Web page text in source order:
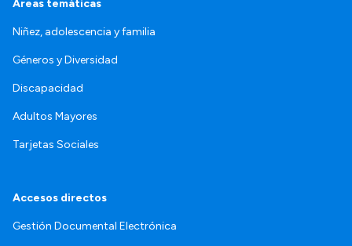
Áreas temáticas
Niñez, adolescencia y familia
Géneros y Diversidad
Discapacidad
Adultos Mayores
Tarjetas Sociales
Accesos directos
Gestión Documental Electrónica